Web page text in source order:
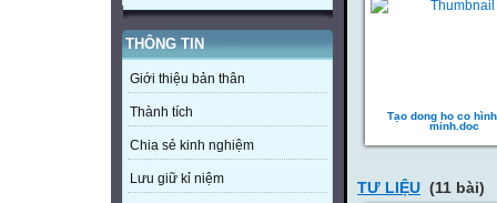
THÔNG TIN
Giới thiệu bản thân
Thành tích
Chia sẻ kinh nghiệm
Lưu giữ kỉ niệm
Tạo dong ho co
minh.doc
TƯ LIỆU (11 bài)